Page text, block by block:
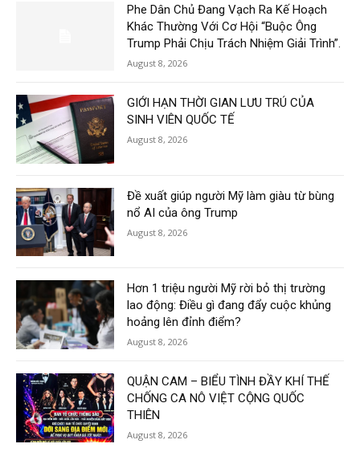
Phe Dân Chủ Đang Vạch Ra Kế Hoạch
Khác Thường Với Cơ Hội “Buộc Ông
Trump Phải Chịu Trách Nhiệm Giải Trình”.
August 8, 2026
GIỚI HẠN THỜI GIAN LƯU TRÚ CỦA
SINH VIÊN QUỐC TẾ
August 8, 2026
Đề xuất giúp người Mỹ làm giàu từ bùng
nổ AI của ông Trump
August 8, 2026
Hơn 1 triệu người Mỹ rời bỏ thị trường
lao động: Điều gì đang đẩy cuộc khủng
hoảng lên đỉnh điểm?
August 8, 2026
QUẬN CAM – BIỂU TÌNH ĐẦY KHÍ THẾ
CHỐNG CA NÔ VIỆT CỘNG QUỐC
THIÊN
August 8, 2026